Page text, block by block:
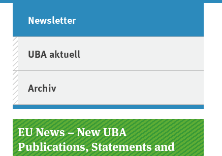
Seitenleiste
Newsletter
UBA aktuell
Archiv
EU News – New UBA
Publications, Statements and